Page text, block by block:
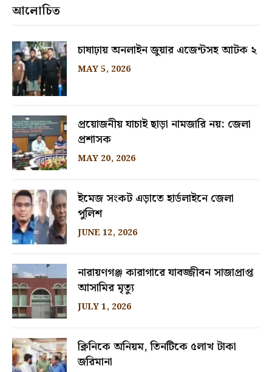
আলোচিত
চাষাঢ়ায় অনলাইন জুয়ার এজেন্টসহ আটক ২
MAY 5, 2026
প্রয়োজনীয় যাচাই ছাড়া নামজারি নয়: জেলা
প্রশাসক
MAY 20, 2026
ইমেজ সংকট এড়াতে হার্ডলাইনে জেলা
পুলিশ
JUNE 12, 2026
নারায়ণগঞ্জ কারাগারে যাবজ্জীবন সাজাপ্রাপ্ত
আসামির মৃত্যু
JULY 1, 2026
ক্লিনিকে অনিয়ম, তিনটিকে ৫লাখ টাকা
জরিমানা